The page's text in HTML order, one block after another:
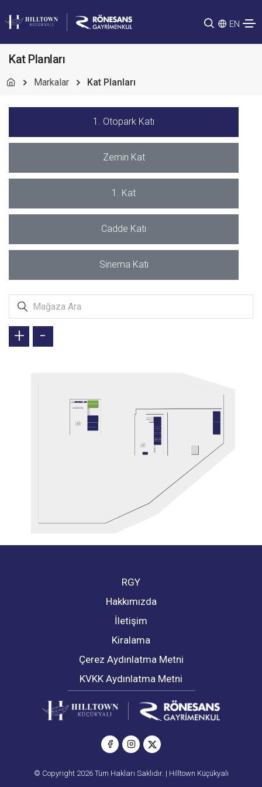
EN
Kat Planları
Markalar Kat Planları
1. Otopark Katı
Zemin Kat
1. Kat
Cadde Katı
Sinema Katı
ARİFOĞLU
AUTOWAX
ETSTUR
JOLLY TUR
PETBOX
SETUR
+ -
RGY
Hakkımızda
İletişim
Kiralama
Çerez Aydınlatma Metni
KVKK Aydınlatma Metni
© Copyright 2026 Tüm Hakları Saklıdır. | Hilltown Küçükyalı